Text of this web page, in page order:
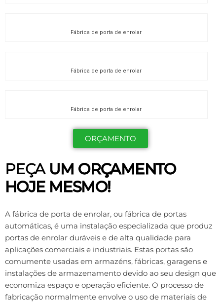
Fábrica de porta de enrolar
Fábrica de porta de enrolar
Fábrica de porta de enrolar
ORÇAMENTO
PEÇA UM ORÇAMENTO
HOJE MESMO!
A fábrica de porta de enrolar, ou fábrica de portas
automáticas, é uma instalação especializada que produz
portas de enrolar duráveis ​​e de alta qualidade para
aplicações comerciais e industriais. Estas portas são
comumente usadas em armazéns, fábricas, garagens e
instalações de armazenamento devido ao seu design que
economiza espaço e operação eficiente. O processo de
fabricação normalmente envolve o uso de materiais de